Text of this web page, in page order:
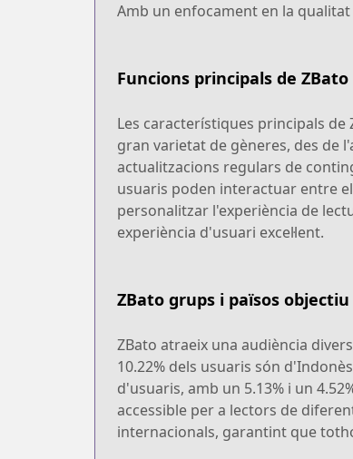
Amb un enfocament en la
Funcions principals de ZBato
Les característiques principals
gran varietat de gèneres, des de
actualitzacions regulars de
usuaris poden interactuar entre
personalitzar l'experiència de
experiència d'usuari excel·lent.
ZBato grups i països objectiu
ZBato atraeix una audiència
10.22% dels usuaris són
d'usuaris, amb un 5.13% i un
accessible per a lectors de
internacionals, garantint que